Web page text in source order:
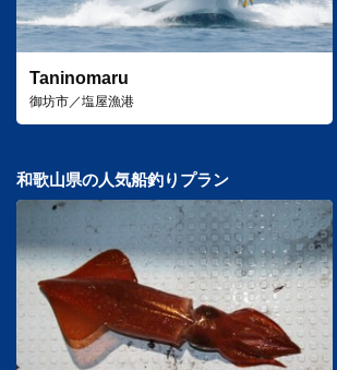
Taninomaru
御坊市／塩屋漁港
和歌山県の人気船釣りプラン